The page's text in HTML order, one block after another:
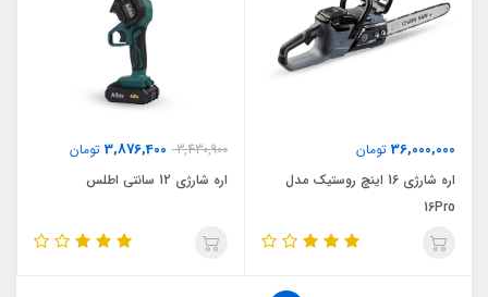
36,000,000 تومان
اره شارژی 16 اینچ روستیک مدل
16Pro
3,430,900
3,876,400 تومان
اره شارژی 12 سانتی اطلس